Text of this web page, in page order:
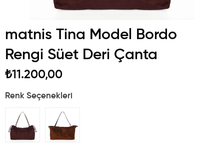
matnis Tina Model Bordo
Rengi Süet Deri Çanta
₺11.200,00
Renk Seçenekleri